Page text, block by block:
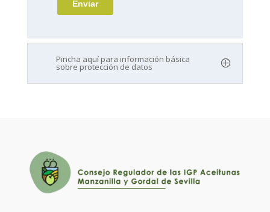
Pincha aquí para información básica
sobre protección de datos